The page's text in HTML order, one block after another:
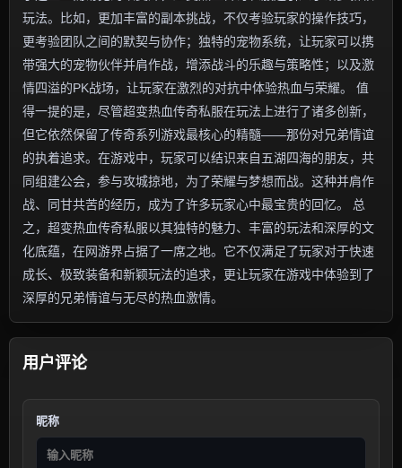
玩法。比如，更加丰富的副本挑战，不仅考验玩家的操作技巧，
更考验团队之间的默契与协作；独特的宠物系统，让玩家可以携
带强大的宠物伙伴并肩作战，增添战斗的乐趣与策略性；以及激
情四溢的PK战场，让玩家在激烈的对抗中体验热血与荣耀。 值
得一提的是，尽管超变热血传奇私服在玩法上进行了诸多创新，
但它依然保留了传奇系列游戏最核心的精髓——那份对兄弟情谊
的执着追求。在游戏中，玩家可以结识来自五湖四海的朋友，共
同组建公会，参与攻城掠地，为了荣耀与梦想而战。这种并肩作
战、同甘共苦的经历，成为了许多玩家心中最宝贵的回忆。 总
之，超变热血传奇私服以其独特的魅力、丰富的玩法和深厚的文
化底蕴，在网游界占据了一席之地。它不仅满足了玩家对于快速
成长、极致装备和新颖玩法的追求，更让玩家在游戏中体验到了
深厚的兄弟情谊与无尽的热血激情。
用户评论
昵称